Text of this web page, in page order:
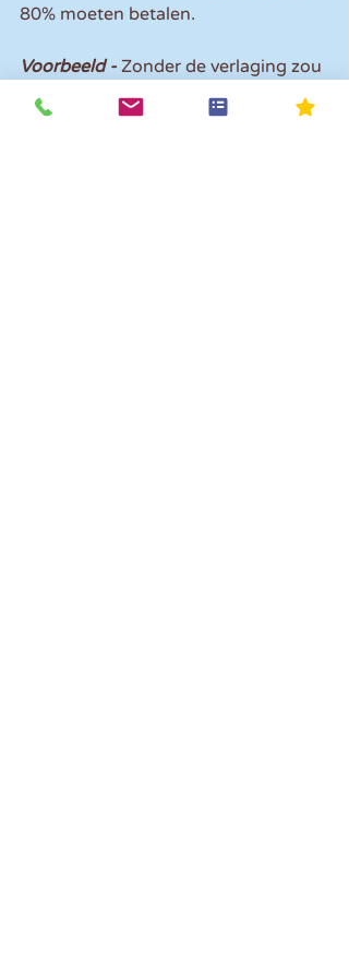
80% moeten betalen.
Voorbeeld - Zonder de verlaging zou
een bedrijf met een loonsom van €
500.000 een vrije ruimte hebben van